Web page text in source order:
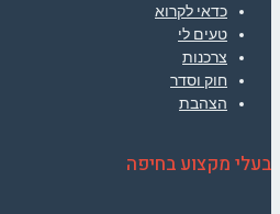
כדאי לקרוא
טעים לי
צרכנות
חוק וסדר
הצהבת
בעלי מקצוע בחיפה